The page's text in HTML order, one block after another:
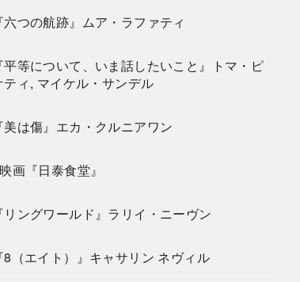
六つの航跡』ムア・ラファティ
平等について、いま話したいこと』トマ・ピ
ティ, マイケル・サンデル
美は傷』エカ・クルニアワン
映画『日泰食堂』
リングワールド』ラリイ・ニーヴン
8（エイト）』キャサリン ネヴィル